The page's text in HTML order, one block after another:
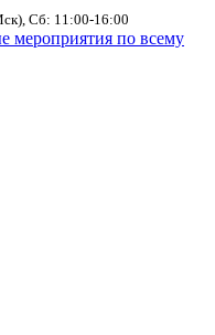
Сб: 11:00-16:00
мероприятия по всему